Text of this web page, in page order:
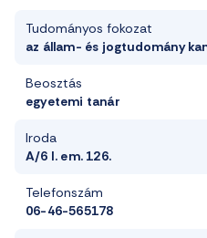
Tudományos fokozat
az állam- és jogtudomány
Beosztás
egyetemi tanár
Iroda
A/6 I. em. 126.
Telefonszám
06-46-565178